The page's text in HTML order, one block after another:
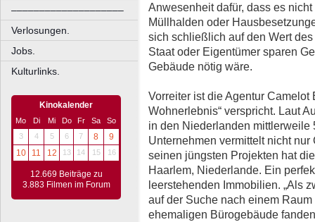
––––––––––––––––––––
Verlosungen.
Jobs.
Kulturlinks.
Kinokalender
Mo Di Mi Do Fr Sa
So
3
4 5 6 7 8
9
10
11 12 13 14 15 16
12.669 Beiträge zu
3.883 Filmen im Forum
Anwesenheit dafür, dass es
Müllhalden oder
sich schließlich auf den Wert
Staat oder Eigentümer sparen
Gebäude nötig wäre.
Vorreiter ist die Agentur
Wohnerlebnis“ verspricht. Laut
in den Niederlanden mittlerweile
Unternehmen vermittelt nicht
seinen jüngsten Projekten hat
Haarlem, Niederlande. Ein
leerstehenden Immobilien. „Als
auf der Suche nach einem
ehemaligen Bürogebäude